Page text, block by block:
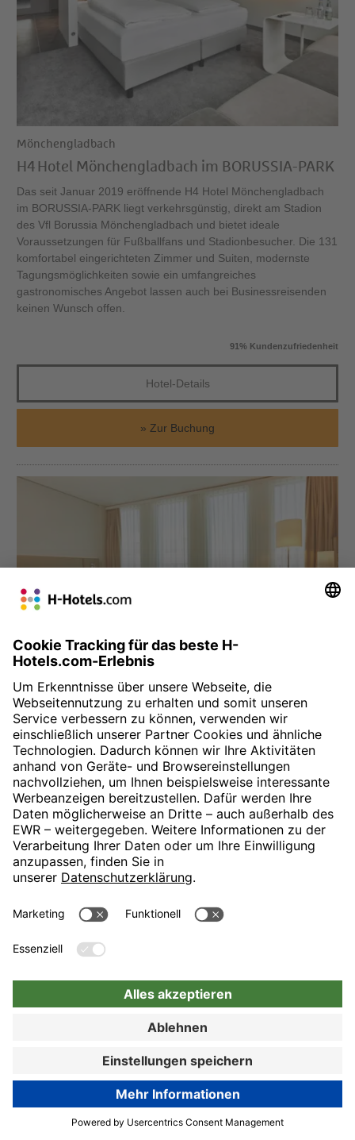
Mönchengladbach
H4 Hotel Mönchengladbach im BORUSSIA-PARK
Das seit Januar 2019 eröffnende H4 Hotel Mönchengladbach
im BORUSSIA-PARK liegt verkehrsgünstig, direkt am Stadion
des Vfl Borussia Mönchengladbach und bietet ideale
Voraussetzungen für Fußballfans und Stadionbesucher. Die 131
komfortabel eingerichteten Zimmer und Suiten, modernste
Tagungsmöglichkeiten sowie ein umfangreiches
gastronomisches Angebot lassen auch bei Businessreisenden
keinen Wunsch offen.
91% Kundenzufriedenheit
Hotel-Details
Zur Buchung
München
H4 Hotel München Messe
Das H4 Hotel befindet sich direkt gegenüber der Messe
München mit direktem U-Bahn-Anschluss an die Münchner
Innenstadt. Unser Haus ist idealer Ausgangspunkt für Ihren
Messebesuch, Ihre Geschäftsreise oder Ihren Münchenbesuch.
Hotel-Details
Zur Buchung